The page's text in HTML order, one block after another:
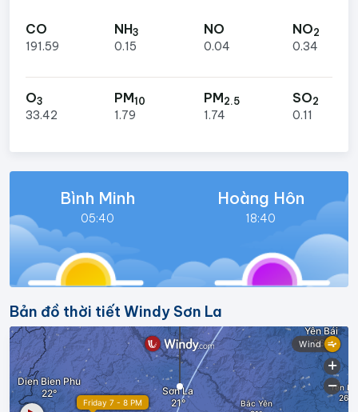
CO
191.59
NH3
0.15
NO
0.04
NO2
0.34
O3
33.42
PM10
1.79
PM2.5
1.74
SO2
0.11
Bình Minh
05:40
Hoàng Hôn
18:40
Bản đồ thời tiết Windy Sơn La